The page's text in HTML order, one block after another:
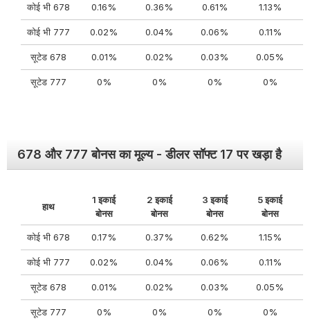
कोई भी 678 0.16% 0.36% 0.61% 1.13%
कोई भी 777 0.02% 0.04% 0.06% 0.11%
सूटेड 678 0.01% 0.02% 0.03% 0.05%
सूटेड 777 0% 0% 0% 0%
678 और 777 बोनस का मूल्य - डीलर सॉफ्ट 17 पर खड़ा है
हाथ
1 इकाई
बोनस
2 इकाई
बोनस
3 इकाई
बोनस
5 इकाई
बोनस
कोई भी 678 0.17% 0.37% 0.62% 1.15%
कोई भी 777 0.02% 0.04% 0.06% 0.11%
सूटेड 678 0.01% 0.02% 0.03% 0.05%
सूटेड 777 0% 0% 0% 0%